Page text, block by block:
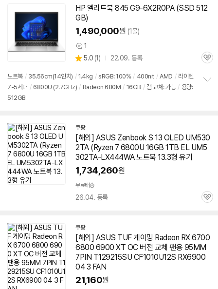
기
HP 엘리트북 845 G9-6X2R0PA (SSD 512
GB)
1,490,000원 (1몰)
상
품
견
1
별
점
5.0 (상
리
뷰
1) 22.09. 등록
관
노트북 / 35.56cm(14인치) / 1.4kg / sRGB: 100% / 400nit / AMD / 라이젠
7-5세대 / 6800U (2.7GHz) / Radeon 680M / 16GB / 램 교체: 가능 / 용량:
512GB
쿠팡
[해외] ASUS Zenbook S 13 OLED UM530
2TA (Ryzen 7 6800U 16GB 1TB EL UM5
302TA-LX444WA노트북 13.3형 유기
1,734,260원
무료배송
26.04. 등록
관
쿠팡
[해외] ASUS TUF 게이밍 Radeon RX 6700
6800 6900 XT OC 버전 교체 팬용 95MM
7PIN T129215SU CF1010U12S RX6900
04 3 FAN
21,160원